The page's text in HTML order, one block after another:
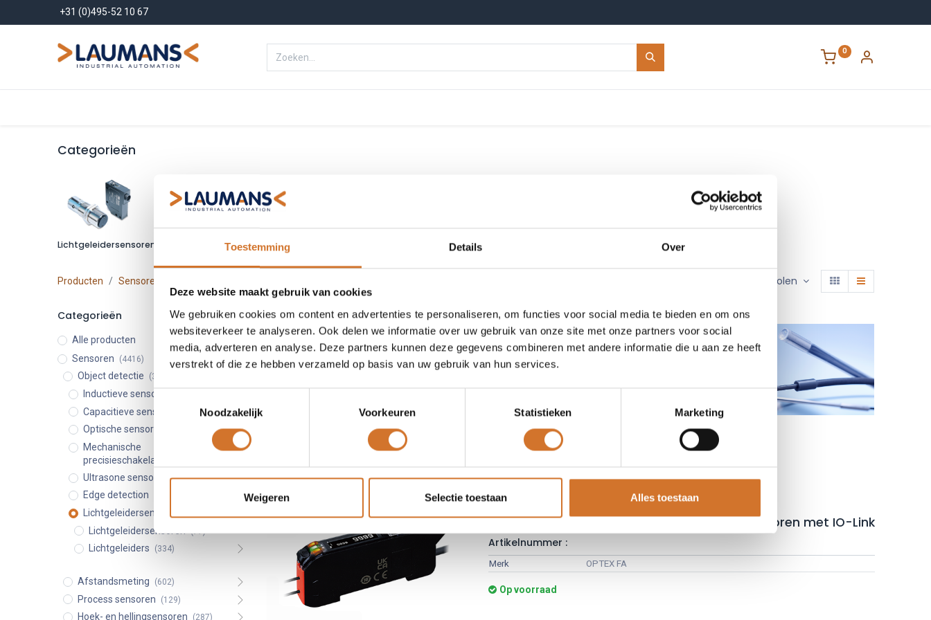
Toestemming Details Over
Deze website maakt gebruik van cookies
We gebruiken cookies om content en advertenties te personaliseren, om functies voor social media te bieden en om ons
websiteverkeer te analyseren. Ook delen we informatie over uw gebruik van onze site met onze partners voor social
media, adverteren en analyse. Deze partners kunnen deze gegevens combineren met andere informatie die u aan ze heeft
verstrekt of die ze hebben verzameld op basis van uw gebruik van hun services.
Toestemmingsselectie
Noodzakelijk
Voorkeuren Statistieken Marketing
Weigeren Selectie toestaan Alles toestaan
+31 (0)495-52 10 67
0
Categorieën
Lichtgeleidersensoren Lichtgeleiders
Producten Sensoren Aanbevolen
Categorieën
Alle producten
Sensoren
(4416)
Object detectie (3361)
Inductieve sensoren
Capacitieve sensoren
Optische sensoren
Mechanische
precisieschakelaars
Ultrasone sensoren (198)
Edge detection
Lichtgeleidersensoren
Lichtgeleidersensoren (77)
Lichtgeleiders (334)
Afstandsmeting (602)
Process sensoren (129)
Hoek- en hellingsensoren (287)
Fiber optic sensoren en kabels
Altijd dicht bij de actie - het detecteren van kleine objecten op
krappe of moeilijk bereikbare plaatsen
Zeer kleine en lichte sensoren voor taken in de robotica
Een groot detectiebereik tot wel 3,5 meter
OPTEX FA D4RF & D4IF series Lichtgeleidersensoren met IO-Link
Artikelnummer :
Merk OPTEX FA
Op voorraad